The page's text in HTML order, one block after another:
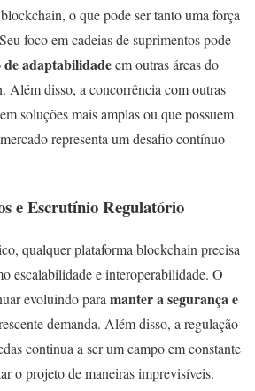
o que pode ser tanto uma força
foco em cadeias de suprimentos pode
adaptabilidadeem outras áreas do
Além disso, a concorrência com outras
soluções mais amplas ou que possuem
representa um desafio contínuo
e Escrutínio Regulatório
qualquer plataforma blockchain precisa
escalabilidade e interoperabilidade. O
evoluindo paramanter a segurança e
demanda. Além disso, a regulação
continua a ser um campo em constante
o projeto de maneiras imprevisíveis.